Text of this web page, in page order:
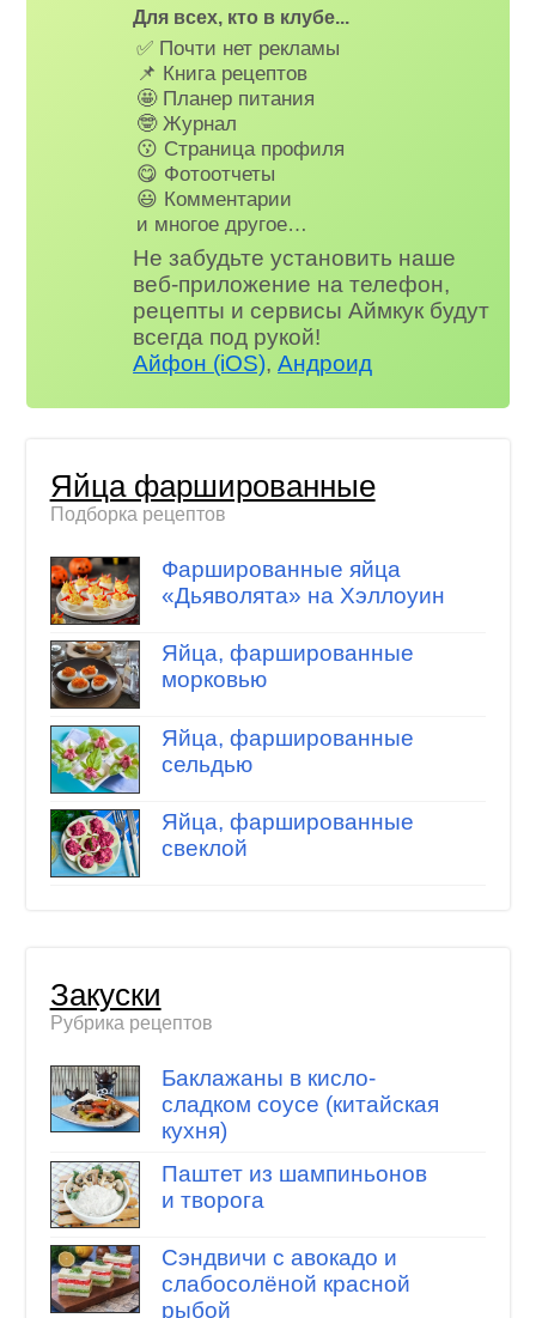
Для всех, кто в клубе...
✅ Почти нет рекламы
📌 Книга рецептов
🤩 Планер питания
🤓 Журнал
😗 Страница профиля
😋 Фотоотчеты
😃 Комментарии
и многое другое…
Не забудьте установить наше
веб-приложение на телефон,
рецепты и сервисы Аймкук будут
всегда под рукой!
Айфон (iOS),Андроид
Яйца фаршированные
Подборка рецептов
Фаршированные яйца
«Дьяволята» на Хэллоуин
Яйца, фаршированные
морковью
Яйца, фаршированные
сельдью
Яйца, фаршированные
свеклой
Закуски
Рубрика рецептов
Баклажаны в кисло-
сладком соусе (китайская
кухня)
Паштет из шампиньонов
и творога
Сэндвичи с авокадо и
слабосолёной красной
рыбой